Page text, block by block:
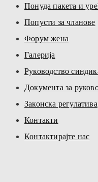
Понуда пакета и
Попусти за чланове
Форум жена
Галерија
Руководство
Документа за
Законска регулатива
Контакти
Контактирајте нас